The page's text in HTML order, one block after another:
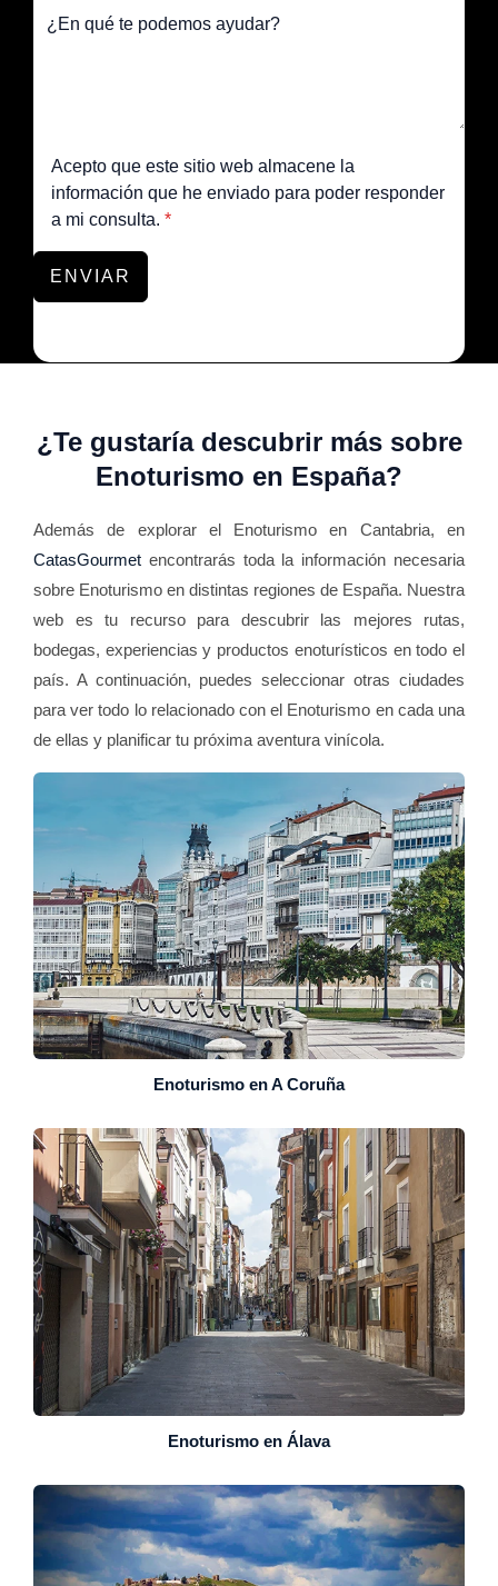
Acepto que este sitio web almacene la
información que he enviado para poder responder
a mi consulta. *
ENVIAR
¿Te gustaría descubrir más sobre
Enoturismo en España?
Además de explorar el Enoturismo en Cantabria, en
CatasGourmet encontrarás toda la información necesaria
sobre Enoturismo en distintas regiones de España. Nuestra
web es tu recurso para descubrir las mejores rutas,
bodegas, experiencias y productos enoturísticos en todo el
país. A continuación, puedes seleccionar otras ciudades
para ver todo lo relacionado con el Enoturismo en cada una
de ellas y planificar tu próxima aventura vinícola.
Enoturismo en A Coruña
Enoturismo en Álava